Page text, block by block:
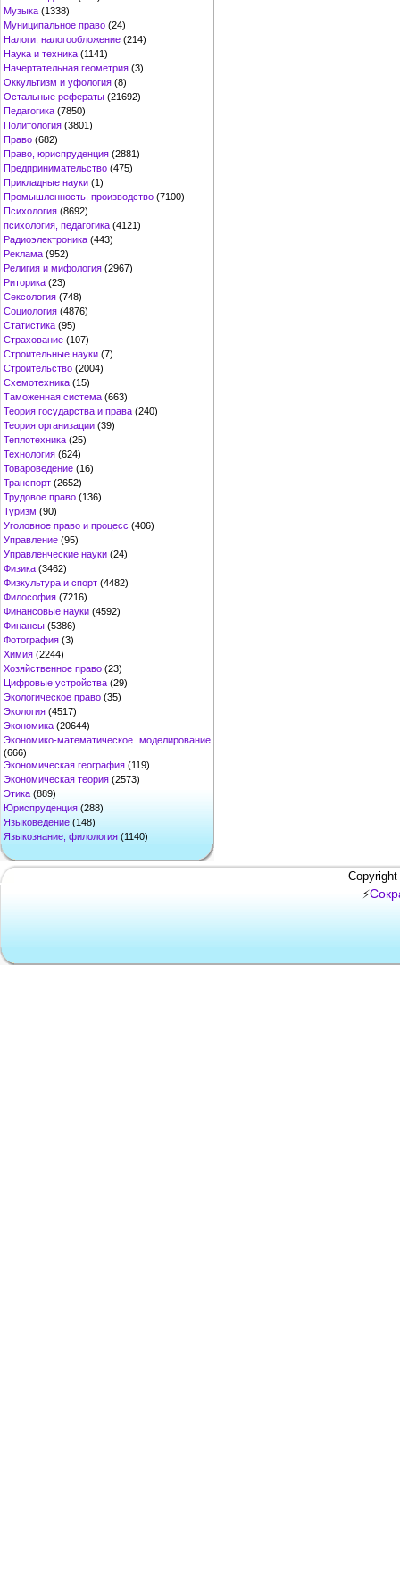
Музыка (1338)
Муниципальное право (24)
Налоги, налогообложение (214)
Наука и техника (1141)
Начертательная геометрия (3)
Оккультизм и уфология (8)
Остальные рефераты (21692)
Педагогика (7850)
Политология (3801)
Право (682)
Право, юриспруденция (2881)
Предпринимательство (475)
Прикладные науки (1)
Промышленность, производство (7100)
Психология (8692)
психология, педагогика (4121)
Радиоэлектроника (443)
Реклама (952)
Религия и мифология (2967)
Риторика (23)
Сексология (748)
Социология (4876)
Статистика (95)
Страхование (107)
Строительные науки (7)
Строительство (2004)
Схемотехника (15)
Таможенная система (663)
Теория государства и права (240)
Теория организации (39)
Теплотехника (25)
Технология (624)
Товароведение (16)
Транспорт (2652)
Трудовое право (136)
Туризм (90)
Уголовное право и процесс (406)
Управление (95)
Управленческие науки (24)
Физика (3462)
Физкультура и спорт (4482)
Философия (7216)
Финансовые науки (4592)
Финансы (5386)
Фотография (3)
Химия (2244)
Хозяйственное право (23)
Цифровые устройства (29)
Экологическое право (35)
Экология (4517)
Экономика (20644)
Экономико-математическое моделирование
(666)
Экономическая география (119)
Экономическая теория (2573)
Этика (889)
Юриспруденция (288)
Языковедение (148)
Языкознание, филология (1140)
⚡